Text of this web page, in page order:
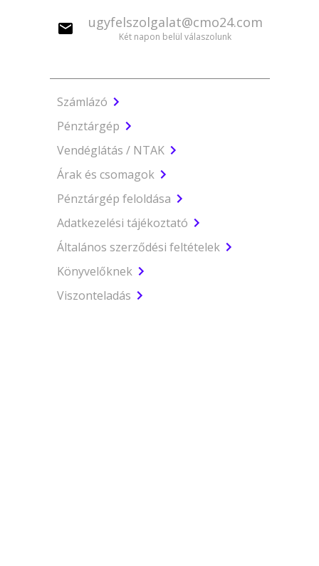
ugyfelszolgalat@cmo24.com
Két napon belül válaszolunk
Számlázó
Pénztárgép
Vendéglátás / NTAK
Árak és csomagok
Pénztárgép feloldása
Adatkezelési tájékoztató
Általános szerződési feltételek
Könyvelőknek
Viszonteladás